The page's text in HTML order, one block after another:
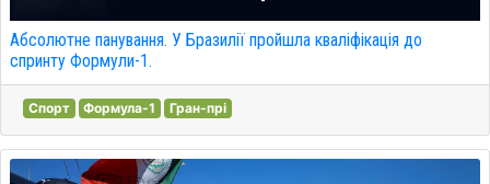
Абсолютне панування. У Бразилії пройшла кваліфікація до
спринту Формули-1.
Спорт Формула-1 Гран-прі